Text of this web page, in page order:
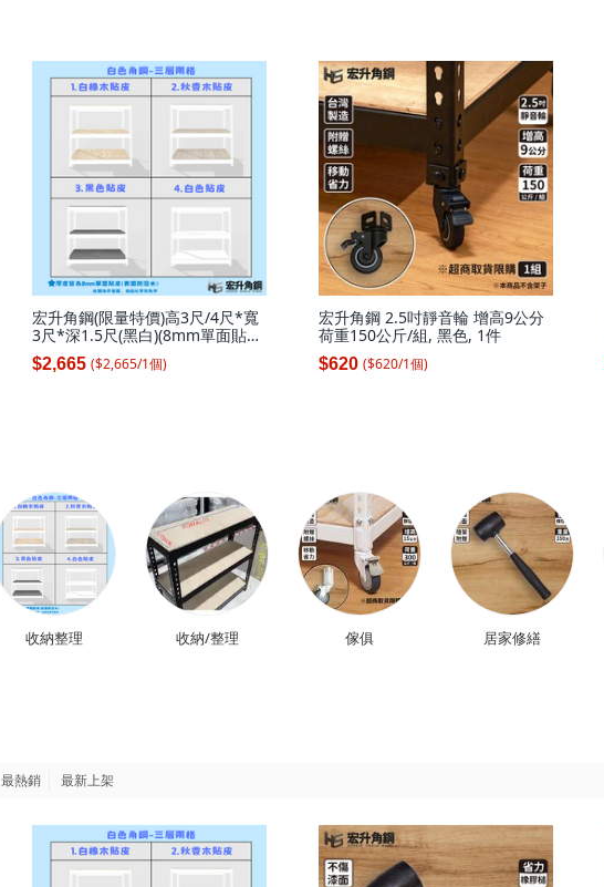
宏升角鋼(限量特價)高3尺/4尺*寬
3尺*深1.5尺(黑白)(8mm單面貼皮
板)火速到貨免螺絲角鋼收納架, 白
橡板(白色)高91寬92.4*深47.1(3
$2,665 ($2,665/1個)
宏升角鋼 2.5吋靜音輪 增高9公分
荷重150公斤/組, 黑色, 1件
$620 ($620/1個)
收納整理 收納/整理 傢俱 居家修繕
最熱銷 最新上架